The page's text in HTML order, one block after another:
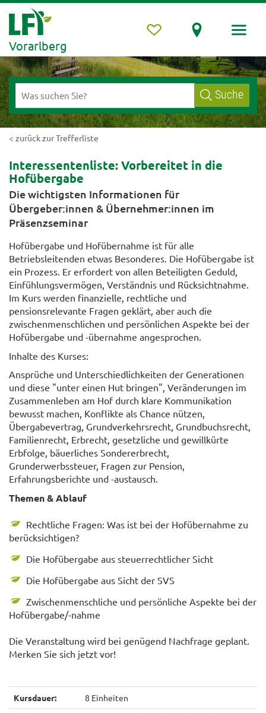
Vorarlberg
Suche
< zurück zur Trefferliste
Interessentenliste: Vorbereitet in die
Hofübergabe
Die wichtigsten Informationen für
Übergeber:innen & Übernehmer:innen im
Präsenzseminar
Hofübergabe und Hofübernahme ist für alle
Betriebsleitenden etwas Besonderes. Die Hofübergabe ist
ein Prozess. Er erfordert von allen Beteiligten Geduld,
Einfühlungsvermögen, Verständnis und Rücksichtnahme.
Im Kurs werden finanzielle, rechtliche und
pensionsrelevante Fragen geklärt, aber auch die
zwischenmenschlichen und persönlichen Aspekte bei der
Hofübergabe und -übernahme angesprochen.
Inhalte des Kurses:
Ansprüche und Unterschiedlichkeiten der Generationen
und diese "unter einen Hut bringen", Veränderungen im
Zusammenleben am Hof durch klare Kommunikation
bewusst machen, Konflikte als Chance nützen,
Übergabevertrag, Grundverkehrsrecht, Grundbuchsrecht,
Familienrecht, Erbrecht, gesetzliche und gewillkürte
Erbfolge, bäuerliches Sondererbrecht,
Grunderwerbssteuer, Fragen zur Pension,
Erfahrungsberichte und -austausch.
Themen & Ablauf
Rechtliche Fragen: Was ist bei der Hofübernahme zu
berücksichtigen?
Die Hofübergabe aus steuerrechtlicher Sicht
Die Hofübergabe aus Sicht der SVS
Zwischenmenschliche und persönliche Aspekte bei der
Hofübergabe/-nahme
Die Veranstaltung wird bei genügend Nachfrage geplant.
Merken Sie sich jetzt vor!
Kursdauer: 8 Einheiten